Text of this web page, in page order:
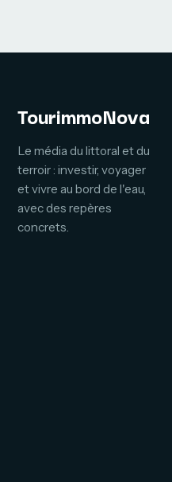
TourimmoNova
Le média du littoral et du
terroir : investir, voyager
et vivre au bord de l'eau,
avec des repères
concrets.